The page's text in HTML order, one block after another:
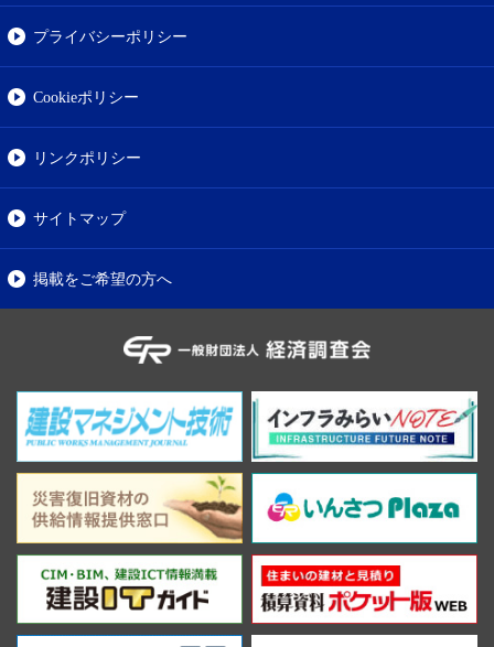
プライバシーポリシー
Cookieポリシー
リンクポリシー
サイトマップ
掲載をご希望の方へ